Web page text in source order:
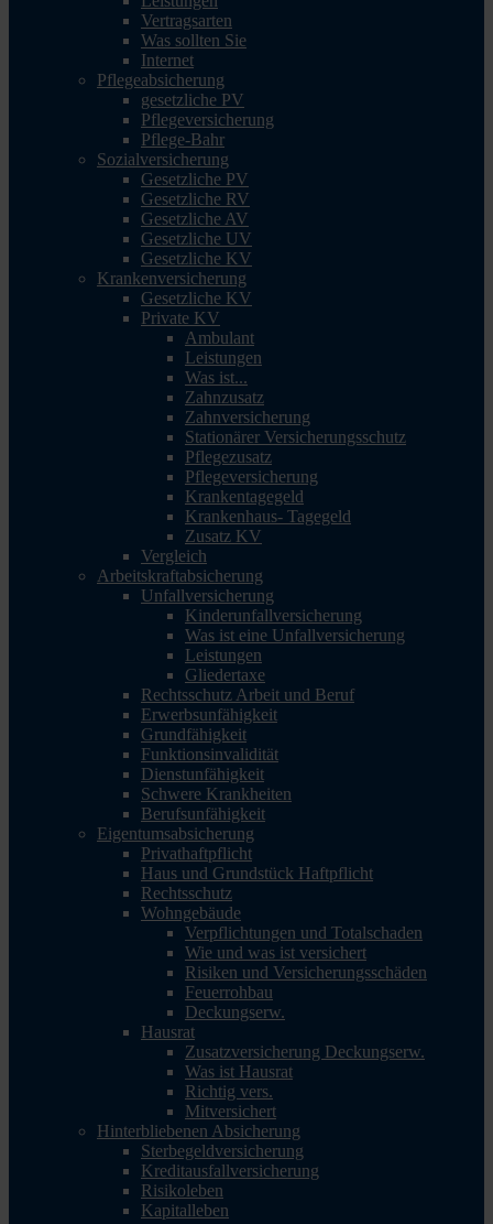
Vertragsarten
Was sollten Sie
Internet
Pflegeabsicherung
gesetzliche PV
Pflegeversicherung
Pflege-Bahr
Sozialversicherung
Gesetzliche PV
Gesetzliche RV
Gesetzliche AV
Gesetzliche UV
Gesetzliche KV
Krankenversicherung
Gesetzliche KV
Private KV
Ambulant
Leistungen
Was ist...
Zahnzusatz
Zahnversicherung
Stationärer Versicherungsschutz
Pflegezusatz
Pflegeversicherung
Krankentagegeld
Krankenhaus- Tagegeld
Zusatz KV
Vergleich
Arbeitskraftabsicherung
Unfallversicherung
Kinderunfallversicherung
Was ist eine Unfallversicherung
Leistungen
Gliedertaxe
Rechtsschutz Arbeit und Beruf
Erwerbsunfähigkeit
Grundfähigkeit
Funktionsinvalidität
Dienstunfähigkeit
Schwere Krankheiten
Berufsunfähigkeit
Eigentumsabsicherung
Privathaftpflicht
Haus und Grundstück Haftpflicht
Rechtsschutz
Wohngebäude
Verpflichtungen und Totalschaden
Wie und was ist versichert
Risiken und Versicherungsschäden
Feuerrohbau
Deckungserw.
Hausrat
Zusatzversicherung Deckungserw.
Was ist Hausrat
Richtig vers.
Mitversichert
Hinterbliebenen Absicherung
Sterbegeldversicherung
Kreditausfallversicherung
Risikoleben
Kapitalleben